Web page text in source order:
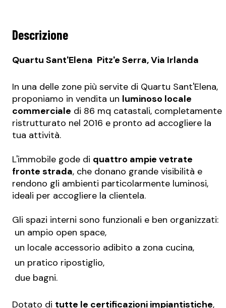
Descrizione
Quartu Sant'Elena  Pitz'e Serra, Via Irlanda
In una delle zone più servite di Quartu Sant'Elena,
proponiamo in vendita un luminoso locale
commerciale di 86 mq catastali, completamente
ristrutturato nel 2016 e pronto ad accogliere la
tua attività.
L'immobile gode di quattro ampie vetrate
fronte strada, che donano grande visibilità e
rendono gli ambienti particolarmente luminosi,
ideali per accogliere la clientela.
Gli spazi interni sono funzionali e ben organizzati:
 un ampio open space,
 un locale accessorio adibito a zona cucina,
 un pratico ripostiglio,
 due bagni.
Dotato di tutte le certificazioni impiantistiche,